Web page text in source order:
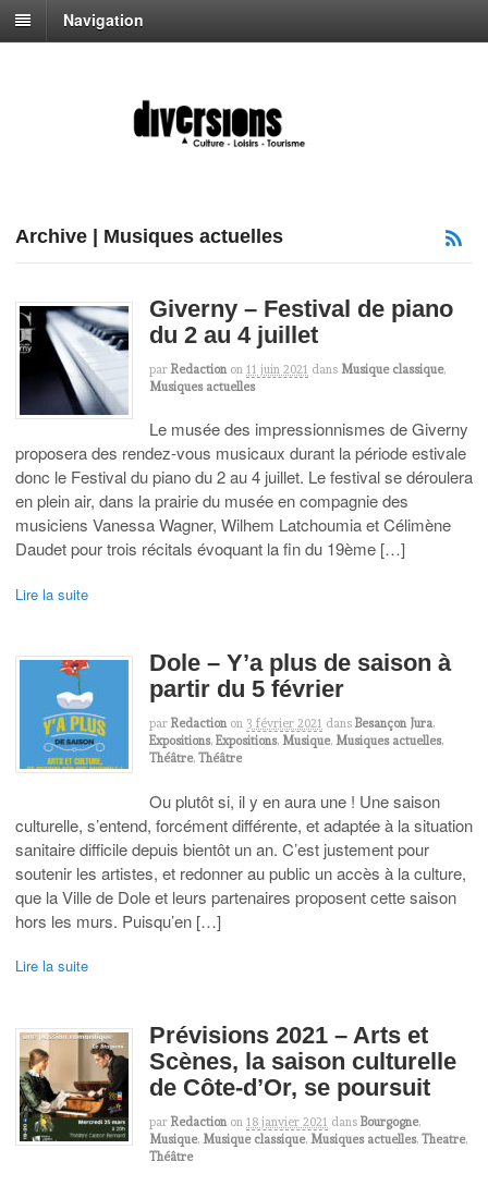
Navigation
Archive | Musiques actuelles
Giverny – Festival de piano
du 2 au 4 juillet
par Redaction on 11 juin 2021 dans Musique classique,
Musiques actuelles
Le musée des impressionnismes de Giverny
proposera des rendez-vous musicaux durant la période estivale
donc le Festival du piano du 2 au 4 juillet. Le festival se déroulera
en plein air, dans la prairie du musée en compagnie des
musiciens Vanessa Wagner, Wilhem Latchoumia et Célimène
Daudet pour trois récitals évoquant la fin du 19ème […]
Lire la suite
Dole – Y’a plus de saison à
partir du 5 février
par Redaction on 3 février 2021 dans Besançon Jura,
Expositions, Expositions, Musique, Musiques actuelles,
Théâtre, Théâtre
Ou plutôt si, il y en aura une ! Une saison
culturelle, s’entend, forcément différente, et adaptée à la situation
sanitaire difficile depuis bientôt un an. C’est justement pour
soutenir les artistes, et redonner au public un accès à la culture,
que la Ville de Dole et leurs partenaires proposent cette saison
hors les murs. Puisqu’en […]
Lire la suite
Prévisions 2021 – Arts et
Scènes, la saison culturelle
de Côte-d’Or, se poursuit
par Redaction on 18 janvier 2021 dans Bourgogne,
Musique, Musique classique, Musiques actuelles, Theatre,
Théâtre